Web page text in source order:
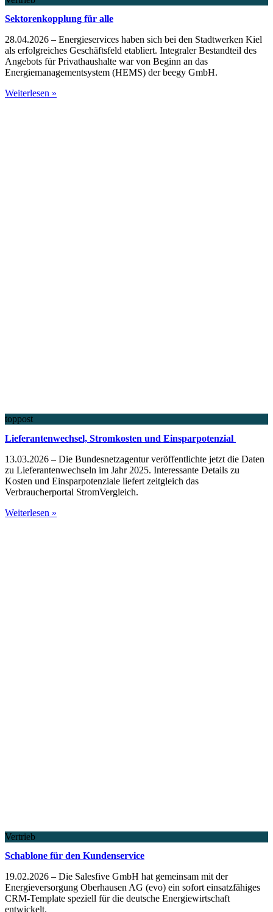
Sektorenkopplung für alle
28.04.2026 – Energieservices haben sich bei den Stadtwerken Kiel
als erfolgreiches Geschäftsfeld etabliert. Integraler Bestandteil des
Angebots für Privathaushalte war von Beginn an das
Energiemanagementsystem (HEMS) der beegy GmbH.
Weiterlesen »
toppost
Lieferantenwechsel, Stromkosten und Einsparpotenzial
13.03.2026 – Die Bundesnetzagentur veröffentlichte jetzt die Daten
zu Lieferantenwechseln im Jahr 2025. Interessante Details zu
Kosten und Einsparpotenziale liefert zeitgleich das
Verbraucherportal StromVergleich.
Weiterlesen »
Vertrieb
Schablone für den Kundenservice
19.02.2026 – Die Salesfive GmbH hat gemeinsam mit der
Energieversorgung Oberhausen AG (evo) ein sofort einsatzfähiges
CRM-Template speziell für die deutsche Energiewirtschaft
entwickelt.